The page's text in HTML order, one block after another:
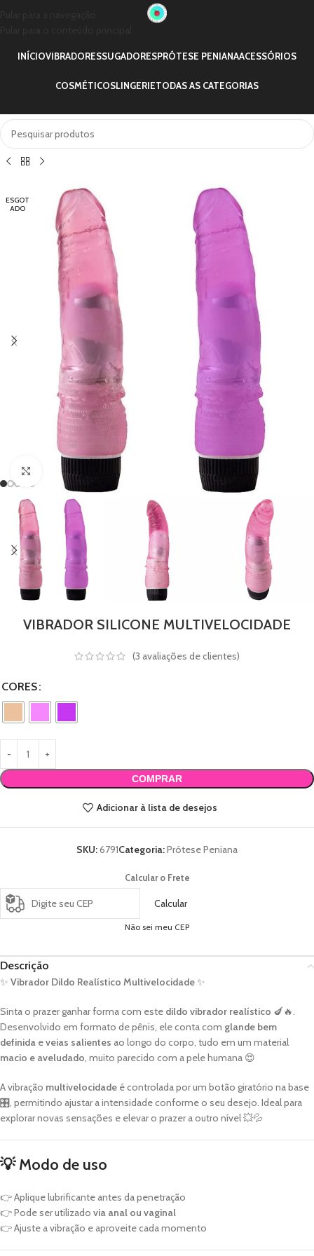
INÍCIOVIBRADORESSUGADORESPRÓTESE PENIANAACESSÓRIOS
COSMÉTICOSLINGERIETODAS AS CATEGORIAS
ESGOT
ADO
Clique para ampliar
VIBRADOR SILICONE MULTIVELOCIDADE
(3 avaliações de clientes)
CORES
COMPRAR
Adicionar à lista de desejos
SKU:6791Categoria:Prótese Peniana
Calcular o Frete
Calcular
Não sei meu CEP
Descrição
✨ Vibrador Dildo Realístico Multivelocidade✨
Sinta o prazer ganhar forma com este dildo vibrador realístico 🍆🔥.
Desenvolvido em formato de pênis, ele conta com glande bem
definida eveias salientes ao longo do corpo, tudo em um material
macio e aveludado, muito parecido com a pele humana 😍
A vibração multivelocidade é controlada por um botão giratório na base
🎛️, permitindo ajustar a intensidade conforme o seu desejo. Ideal para
explorar novas sensações e elevar o prazer a outro nível 💥💦
💡Modo de uso
👉 Aplique lubrificante antes da penetração
👉 Pode ser utilizado via anal ou vaginal
👉 Ajuste a vibração e aproveite cada momento